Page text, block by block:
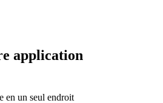
application
en un seul endroit